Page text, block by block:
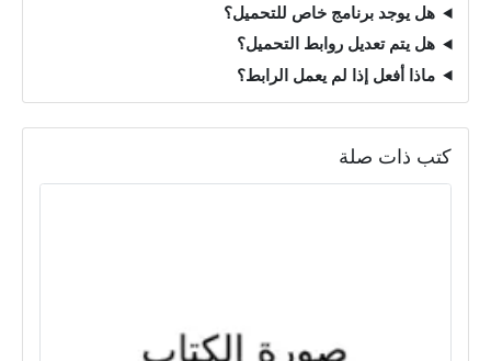
هل يوجد برنامج خاص للتحميل؟
هل يتم تعديل روابط التحميل؟
ماذا أفعل إذا لم يعمل الرابط؟
كتب ذات صلة